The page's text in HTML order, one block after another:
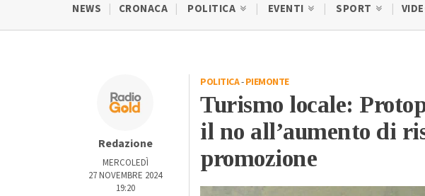
NEWS CRONACA POLITICA EVENTI SPORT
Redazione
MERCOLEDÌ
27 NOVEMBRE 2024
19:20
POLITICA-PIEMONTE
Turismo locale:
il no all’aumento di
promozione